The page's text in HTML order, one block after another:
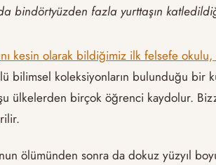
bindörtyüzden fazla yurttaşın
kesin olarak bildiğimiz ilk felsefe
bilimsel koleksiyonların bulunduğu bir
ülkelerden birçok öğrenci kaydolur.
ölümünden sonra da dokuz yüzyıl